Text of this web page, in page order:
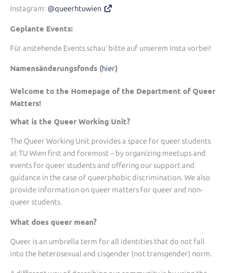
Instagram: @queerhtuwien
Geplante Events:
Für anstehende Events schau’ bitte auf unserem Insta vorbei!
Namensänderungsfonds (hier)
Welcome to the Homepage of the Department of Queer
Matters!
What is the Queer Working Unit?
The Queer Working Unit provides a space for queer students
at TU Wien first and foremost – by organizing meetups and
events for queer students and offering our support and
guidance in the case of queerphobic discrimination. We also
provide information on queer matters for queer and non-
queer students.
What does queer mean?
Queer is an umbrella term for all identities that do not fall
into the heterosexual and cisgender (not transgender) norm.